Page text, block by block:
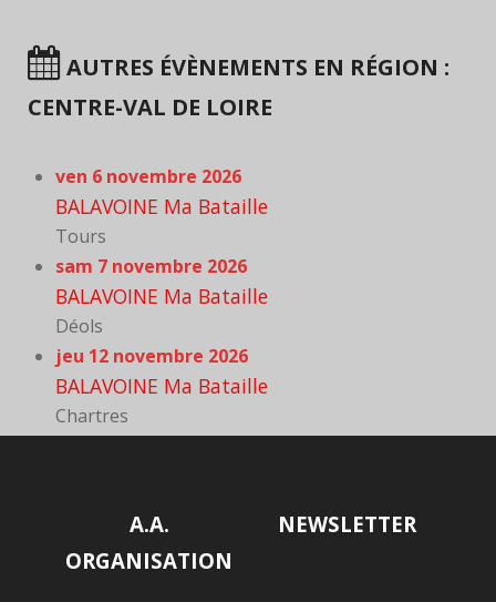
AUTRES ÉVÈNEMENTS EN RÉGION :
CENTRE-VAL DE LOIRE
ven 6 novembre 2026
BALAVOINE Ma Bataille
Tours
sam 7 novembre 2026
BALAVOINE Ma Bataille
Déols
jeu 12 novembre 2026
BALAVOINE Ma Bataille
Chartres
A.A.
ORGANISATION
NEWSLETTER